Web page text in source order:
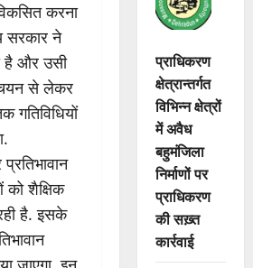
करना
सरकार ने
है और उसी
से लेकर
गतिविधियों
शैक्षिक
है. इसके
प्राधिकरण
क्षेत्रान्तर्गत
विभिन्न क्षेत्रों
में अवैध
बहुमंजिला
निर्माणों पर
प्राधिकरण
की सख़्त
कार्रवाई